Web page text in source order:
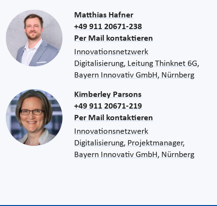
Matthias Hafner
+49 911 20671-238
Per Mail kontaktieren
Innovationsnetzwerk
Digitalisierung, Leitung Thinknet 6G,
Bayern Innovativ GmbH, Nürnberg
Kimberley Parsons
+49 911 20671-219
Per Mail kontaktieren
Innovationsnetzwerk
Digitalisierung, Projektmanager,
Bayern Innovativ GmbH, Nürnberg